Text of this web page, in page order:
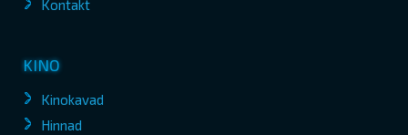
Kontakt
KINO
Kinokavad
Hinnad